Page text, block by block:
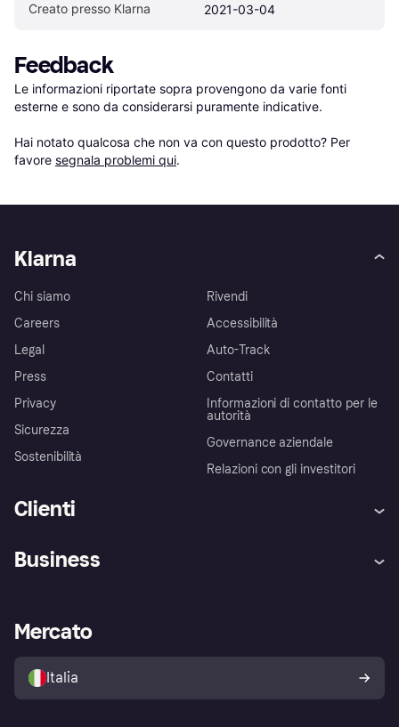
Creato presso Klarna 2021-03-04
Feedback
Le informazioni riportate sopra provengono da varie fonti
esterne e sono da considerarsi puramente indicative.
Hai notato qualcosa che non va con questo prodotto? Per
favore segnala problemi qui.
Klarna
Chi siamo
Careers
Legal
Press
Privacy
Sicurezza
Sostenibilità
Rivendi
Accessibilità
Auto-Track
Contatti
Informazioni di contatto per le
autorità
Governance aziendale
Relazioni con gli investitori
Clienti
Assistenza
Esplora i negozi
Politica di protezione
dell'acquirente Klarna
Business
Accesso aziende
Mercato
Italia